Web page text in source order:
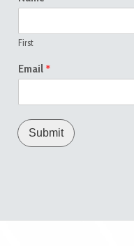
First
Email *
Submit